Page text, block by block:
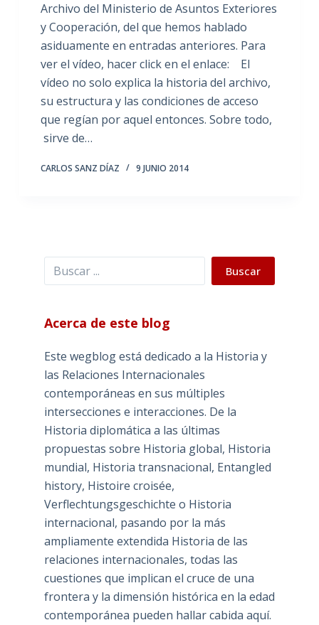
Archivo del Ministerio de Asuntos Exteriores
y Cooperación, del que hemos hablado
asiduamente en entradas anteriores. Para
ver el vídeo, hacer click en el enlace: El
vídeo no solo explica la historia del archivo,
su estructura y las condiciones de acceso
que regían por aquel entonces. Sobre todo,
sirve de…
CARLOS SANZ DÍAZ 9 JUNIO 2014
Buscar Buscar
Acerca de este blog
Este wegblog está dedicado a la Historia y
las Relaciones Internacionales
contemporáneas en sus múltiples
intersecciones e interacciones. De la
Historia diplomática a las últimas
propuestas sobre Historia global, Historia
mundial, Historia transnacional, Entangled
history, Histoire croisée,
Verflechtungsgeschichte o Historia
internacional, pasando por la más
ampliamente extendida Historia de las
relaciones internacionales, todas las
cuestiones que implican el cruce de una
frontera y la dimensión histórica en la edad
contemporánea pueden hallar cabida aquí.